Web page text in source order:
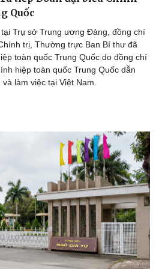
Quốc
Trụ sở Trung ương Đảng, đồng chí
trị, Thường trực Ban Bí thư đã
toàn quốc Trung Quốc do đồng chí
hiệp toàn quốc Trung Quốc dẫn
làm việc tại Việt Nam.